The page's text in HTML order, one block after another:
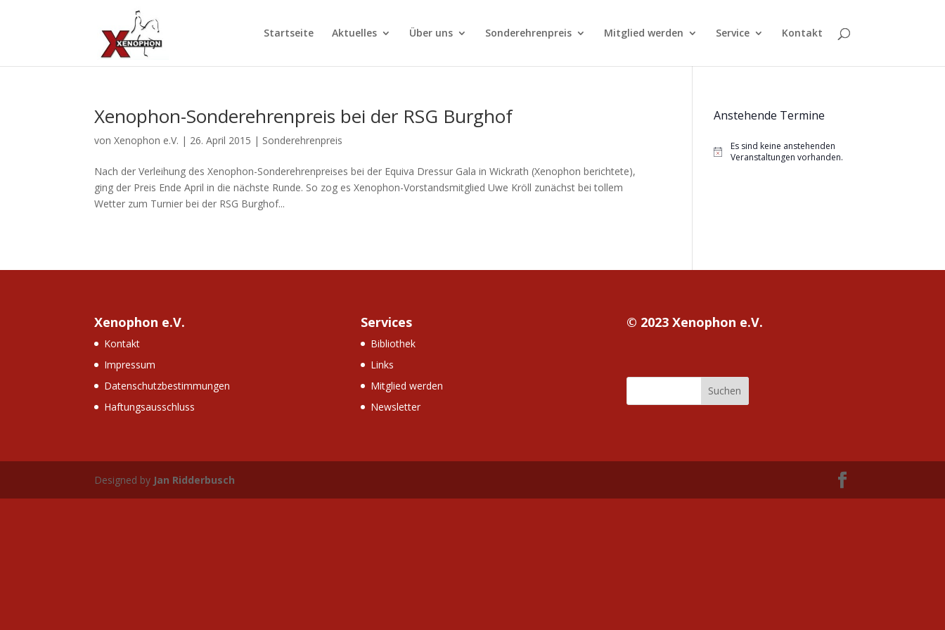
Startseite Aktuelles Über uns Sonderehrenpreis Mitglied werden Service Kontakt
Xenophon-Sonderehrenpreis bei der RSG Burghof
vonXenophon e.V. | 26. April 2015 | Sonderehrenpreis
Nach der Verleihung des Xenophon-Sonderehrenpreises bei der Equiva Dressur Gala in Wickrath (Xenophon berichtete),
ging der Preis Ende April in die nächste Runde. So zog es Xenophon-Vorstandsmitglied Uwe Kröll zunächst bei tollem
Wetter zum Turnier bei der RSG Burghof...
Anstehende Termine
Hinweis
Es sind keine anstehenden
Veranstaltungen vorhanden.
Xenophon e.V.
Kontakt
Impressum
Datenschutzbestimmungen
Haftungsausschluss
Services
Bibliothek
Links
Mitglied werden
Newsletter
© 2023 Xenophon e.V.
Designed by Jan Ridderbusch